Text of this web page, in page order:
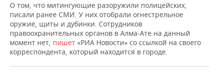
КОМУ ПРИНАДЛЕЖАТ
ТОРГОВЫЕ ЦЕНТРЫ
ТАТАРСТАНА
БЮДЖЕТ
ИНВЕСТИЦИИ
МАШИНОСТРОЕНИЕ
НЕФТЕХИМИЯ
НОВОСТИ АВТО
БИЗНЕС
НОВОСТИ БИЗНЕСА
РОЗНИЧНАЯ ТОРГОВЛЯ
ТЕХНОЛОГИИ
НОВОСТИ ТЕХНОЛОГИЙ
МЕРОПРИЯТИЯ
О том, что митингующие разоружили полицейских,
писали ранее СМИ. У них отобрали огнестрельное
оружие, щиты и дубинки. Сотрудников
правоохранительных органов в Алма-Ате на данный
момент нет, пишет «РИА Новости» со ссылкой на своего
корреспондента, который находится в городе.